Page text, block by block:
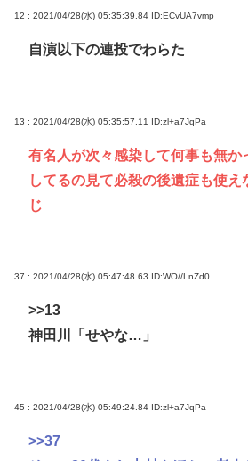
12 : 2021/04/28(水) 05:35:39.84 ID:ECvUA7vmp
自演以下の連投でわらた
13 : 2021/04/28(水) 05:35:57.11 ID:zl+a7JqPa
有名人が次々感染して何事も無か
してるの見て必殺の後遺症も使
じ
37 : 2021/04/28(水) 05:47:48.63 ID:WO//LnZd0
>>13
神田川「せやな…」
45 : 2021/04/28(水) 05:49:24.84 ID:zl+a7JqPa
>>37